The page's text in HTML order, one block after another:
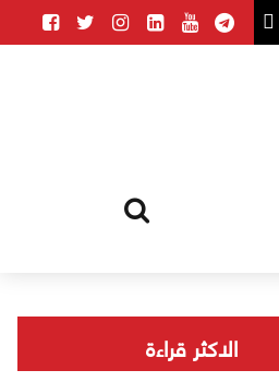
الاكثر قراءة